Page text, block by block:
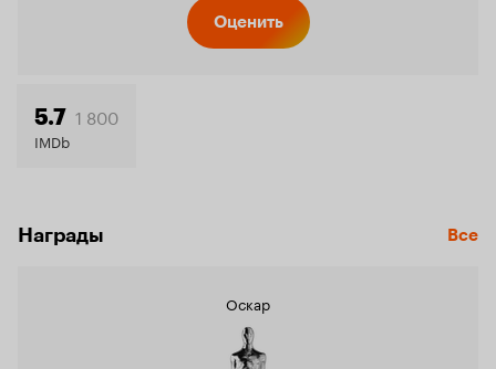
Оценить
5.7 1 800
IMDb
Награды Все
Оскар